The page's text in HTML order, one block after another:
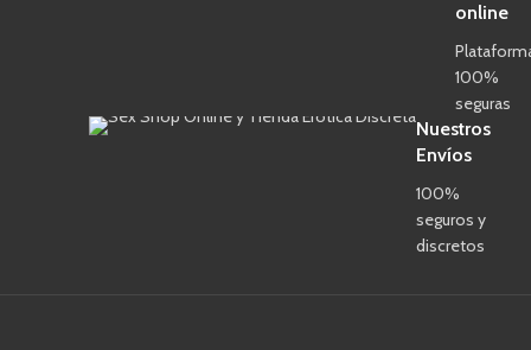
online
100%
seguras
Nuestros
Envíos
100%
seguros y
discretos